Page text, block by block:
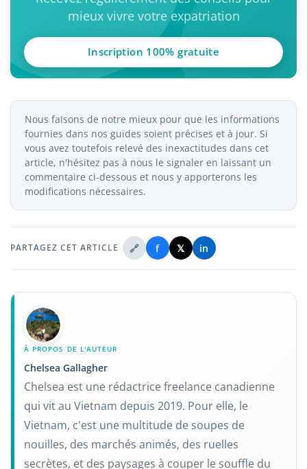
mieux vivre votre expatriation
Inscription 100% gratuite
Nous faisons de notre mieux pour que les informations
fournies dans nos guides soient précises et à jour. Si
vous avez toutefois relevé des inexactitudes dans cet
article, n'hésitez pas à nous le signaler en laissant un
commentaire ci-dessous et nous y apporterons les
modifications nécessaires.
PARTAGEZ CET ARTICLE 🔗 f 𝕏 in
À PROPOS DE L'AUTEUR
Chelsea Gallagher
Chelsea est une rédactrice freelance canadienne
qui vit au Vietnam depuis 2019. Pour elle, le
Vietnam, c'est une multitude de soupes de
nouilles, des marchés animés, des ruelles
secrètes, et des paysages à couper le souffle du